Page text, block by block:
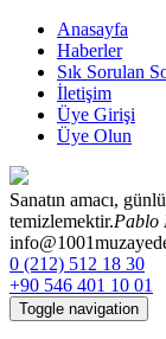
Anasayfa
Haberler
Sık Sorulan
İletişim
Üye Girişi
Üye Olun
Sanatın amacı,
temizlemektir.Pablo
0 (212) 512 18 30
+90 546 401 10 01
Toggle navigation